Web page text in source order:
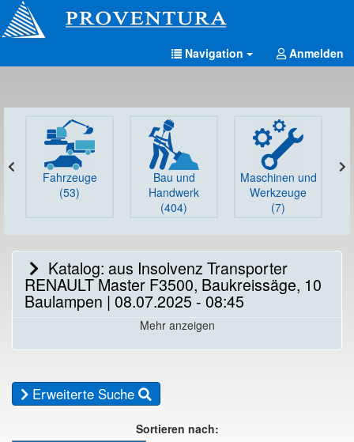
Navigation Anmelden
Fahrzeuge
(53)
Bau und
Handwerk
(404)
Maschinen und
Werkzeuge
(7)
Katalog: aus Insolvenz Transporter
RENAULT Master F3500, Baukreissäge, 10
Baulampen | 08.07.2025 - 08:45
Mehr anzeigen
Erweiterte Suche
Sortieren nach: